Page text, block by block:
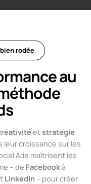
rodée
au
et stratégie
leur croissance sur les
Ads maîtrisent les
– de Facebookà
LinkedIn– pour créer